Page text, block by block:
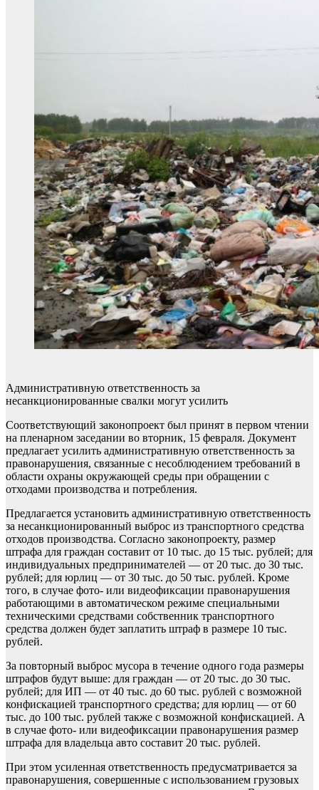
Административную ответственность за
несанкционированные свалки могут усилить
Соответствующий законопроект был принят в первом чтении
на пленарном заседании во вторник, 15 февраля. Документ
предлагает усилить административную ответственность за
правонарушения, связанные с несоблюдением требований в
области охраны окружающей среды при обращении с
отходами производства и потребления.
Предлагается установить административную ответственность
за несанкционированный выброс из транспортного средства
отходов производства. Согласно законопроекту, размер
штрафа для граждан составит от 10 тыс. до 15 тыс. рублей; для
индивидуальных предпринимателей — от 20 тыс. до 30 тыс.
рублей; для юрлиц — от 30 тыс. до 50 тыс. рублей. Кроме
того, в случае фото- или видеофиксации правонарушения
работающими в автоматическом режиме специальными
техническими средствами собственник транспортного
средства должен будет заплатить штраф в размере 10 тыс.
рублей.
За повторный выброс мусора в течение одного года размеры
штрафов будут выше: для граждан — от 20 тыс. до 30 тыс.
рублей; для ИП — от 40 тыс. до 60 тыс. рублей с возможной
конфискацией транспортного средства; для юрлиц — от 60
тыс. до 100 тыс. рублей также с возможной конфискацией. А
в случае фото- или видеофиксации правонарушения размер
штрафа для владельца авто составит 20 тыс. рублей.
При этом усиленная ответственность предусматривается за
правонарушения, совершенные с использованием грузовых